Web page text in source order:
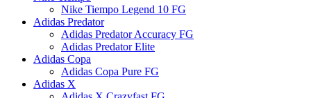
Nike Tiempo Legend 10 FG
Adidas Predator
Adidas Predator Accuracy FG
Adidas Predator Elite
Adidas Copa
Adidas Copa Pure FG
Adidas X